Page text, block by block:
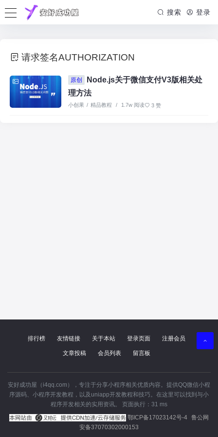
搜索 登录
请求签名AUTHORIZATION
原创
Node.js关于微信支付V3版相关处
理方法
小创果 / 精品教程 / 1.7w 阅读 3 赞
排行榜 友情链接 关于本站 登录页面 注册会员
文章投稿 会员列表 留言板
安好成功屋（i4qq.com），专注于分享小程序相关优质内容。提供QQ微信小程
序源码、小程序开发教程，以及uniapp开发教程和技巧。在这里可以找到与小
程序开发相关的实用资讯。 页面执行：31 ms
鄂ICP备17023142号-4
鲁公网
安备37070302000153